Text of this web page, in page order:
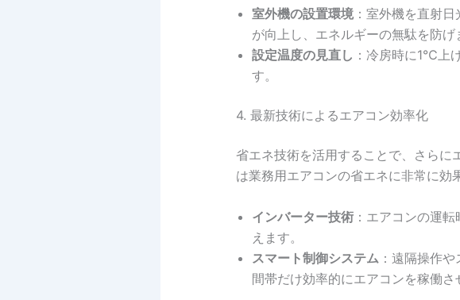
室外機の設置環境：室外機を直射日
が向上し、エネルギーの無駄を防げ
設定温度の見直し ：冷房時に1℃上
す。
4. 最新技術によるエアコン効率化
省エネ技術を活用することで、さら
は業務用エアコンの省エネに非常に効
インバーター技術 ：エアコンの運
えます。
スマート制御システム ：遠隔操作
間帯だけ効率的にエアコンを稼働さ